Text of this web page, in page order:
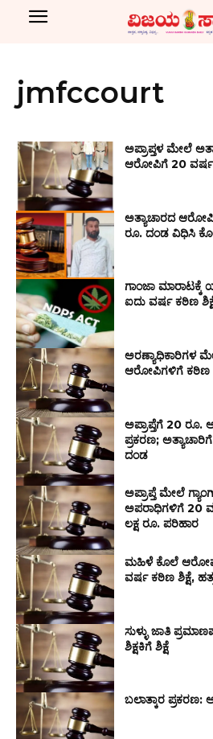
jmfccourt
ಅಪ್ರಾಪ್ತಳ ಮೇಲೆ
ಆರೋಪಿಗೆ 20 ವರ್ಷ
ಅತ್ಯಾಚಾರದ
ರೂ. ದಂಡ ವಿಧಿಸಿ
ಗಾಂಜಾ ಮಾರಾಟಕ್ಕೆ
ಐದು ವರ್ಷ ಕಠಿಣ
ಅರಣ್ಯಾಧಿಕಾರಿಗಳ
ಆರೋಪಿಗಳಿಗೆ ಕಠಿಣ
ಅಪ್ರಾಪ್ತೆಗೆ 20
ಪ್ರಕರಣ;
ದಂಡ
ಅಪ್ರಾಪ್ತೆ ಮೇಲೆ
ಅಪರಾಧಿಗಳಿಗೆ 20
ಲಕ್ಷ ರೂ. ಪರಿಹಾರ
ಮಹಿಳೆ ಕೊಲೆ ಆರೋಪ
ವರ್ಷ ಕಠಿಣ ಶಿಕ್ಷೆ,
ಸುಳ್ಳು ಜಾತಿ
ಶಿಕ್ಷಕಿಗೆ ಶಿಕ್ಷೆ
ಬಲಾತ್ಕಾರ ಪ್ರಕರಣ: